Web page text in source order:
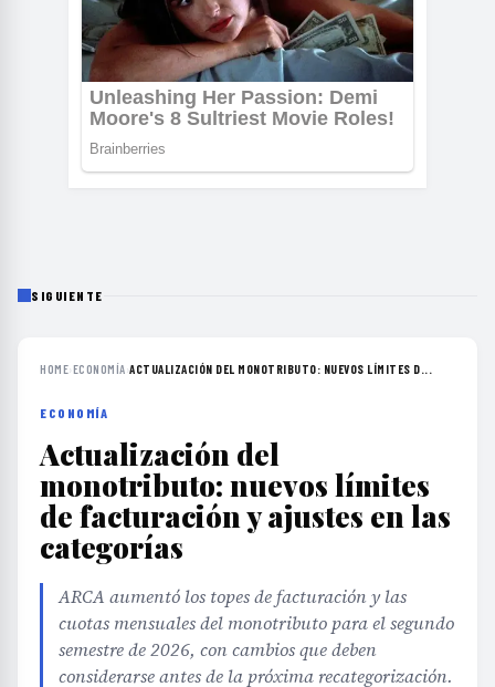
SIGUIENTE
HOME›ECONOMÍA›ACTUALIZACIÓN DEL MONOTRIBUTO: NUEVOS LÍMITES D...
ECONOMÍA
Actualización del
monotributo: nuevos límites
de facturación y ajustes en las
categorías
ARCA aumentó los topes de facturación y las
cuotas mensuales del monotributo para el segundo
semestre de 2026, con cambios que deben
considerarse antes de la próxima recategorización.